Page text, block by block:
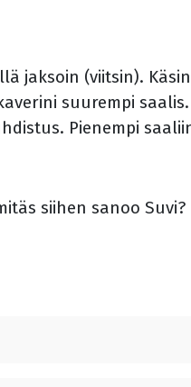
jaksoin (viitsin).
suurempi
Pienempi
siihen sanoo Suvi?